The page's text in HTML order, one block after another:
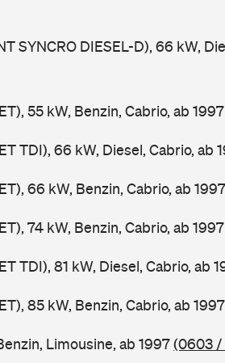
SYNCRO DIESEL-D), 66 kW,
55 kW, Benzin, Cabrio, ab 1997
TDI), 66 kW, Diesel, Cabrio, ab
66 kW, Benzin, Cabrio, ab 1997
74 kW, Benzin, Cabrio, ab 1997
TDI), 81 kW, Diesel, Cabrio, ab
85 kW, Benzin, Cabrio, ab 1997
Limousine, ab 1997(0603 /